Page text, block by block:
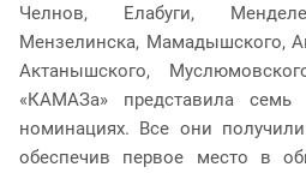
Челнов, Елабуги,
Мензелинска, Мамадышского,
Актанышского,
«КАМАЗа» представила
номинациях. Все они
обеспечив первое место в